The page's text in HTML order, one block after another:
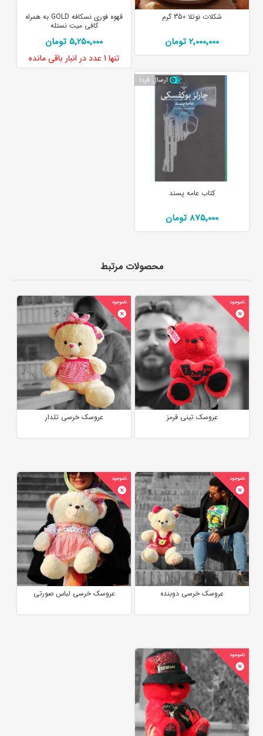
شکلات نوتلا 350 گرم
2٬000٬000 تومان
قهوه فوری نسکافه GOLD به همراه
کافی میت نستله
5٬250٬000 تومان
تنها 1 عدد در انبار باقی مانده
ارسال فردا
کتاب عامه پسند
875٬000 تومان
محصولات مرتبط
عروسک تینی قرمز عروسک خرسی تلدار
عروسک خرسی دوبنده عروسک خرسی لباس صورتی